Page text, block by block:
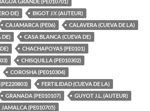
DE)
BIGOT J.Y. (AUTEUR)
CAJAMARCA (PE06)
CALAVERA (CUEVA DE LA)
DE)
CASA BLANCA (CUEVA DE)
CHACHAPOYAS (PE0101)
CHISQUILLA (PE010302)
COROSHA (PE010304)
FERTILIDAD (CUEVA DE LA)
GRANADA (PE010107)
GUYOT J.L. (AUTEUR)
JAMALCA (PE010705)